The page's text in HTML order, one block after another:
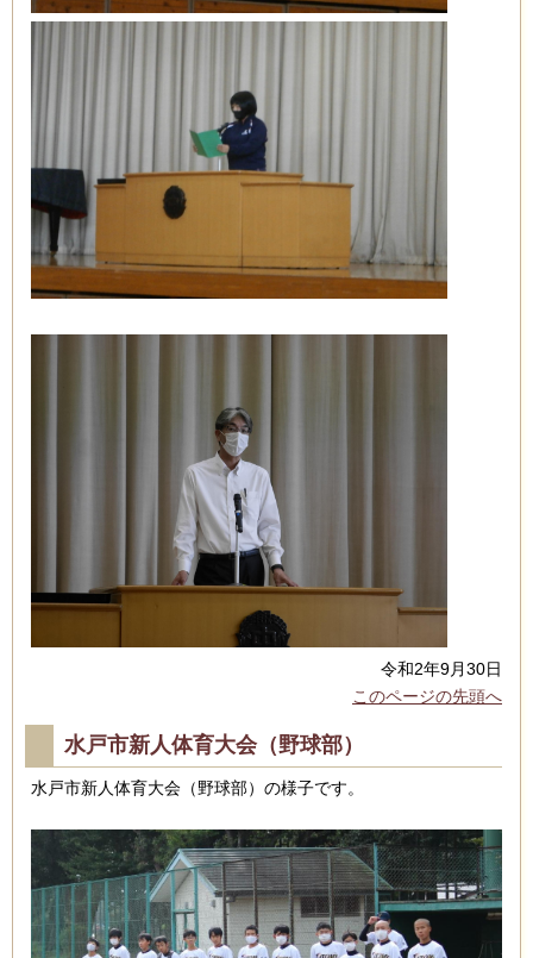
令和2年9月30日
このページの先頭へ
水戸市新人体育大会（野球部）
水戸市新人体育大会（野球部）の様子です。